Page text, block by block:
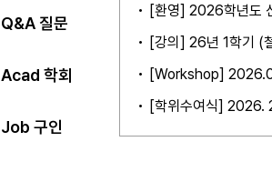
Q&A 질문
Acad 학회
Job 구인
[환영] 2026학년도
[강의] 26년 1학기 (
[Workshop]
[학위수여식] 2026.